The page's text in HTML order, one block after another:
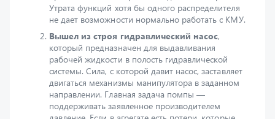
Вышел из строя гидравлический насос,
который предназначен для выдавливания
рабочей жидкости в полость гидравлической
системы. Сила, с которой давит насос, заставляет
двигаться механизмы манипулятора в заданном
направлении. Главная задача помпы —
поддерживать заявленное производителем
давление. Если в агрегате есть потери, которые
могут появиться из-за износа лопастей,
нарушение герметичности рабочей полости, то